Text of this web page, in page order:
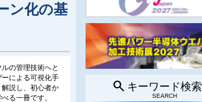
ン化の基
の管理技術へと
による可視化手
説し、初心者か
る一冊です。
search キーワード検索
SEARCH